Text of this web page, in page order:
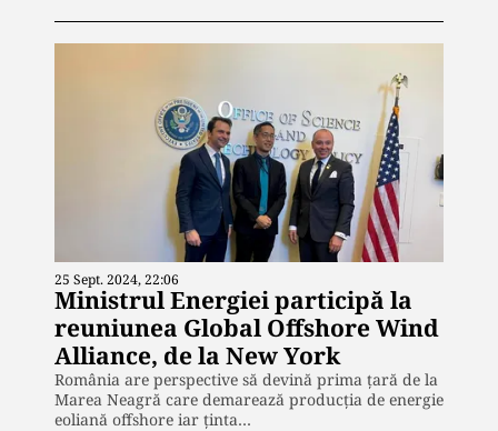
25 Sept. 2024, 22:06
Ministrul Energiei participă la
reuniunea Global Offshore Wind
Alliance, de la New York
România are perspective să devină prima ţară de la
Marea Neagră care demarează producţia de energie
eoliană offshore iar ţinta…